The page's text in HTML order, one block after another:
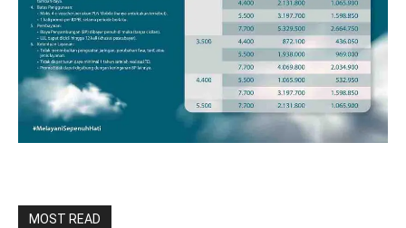
MOST READ